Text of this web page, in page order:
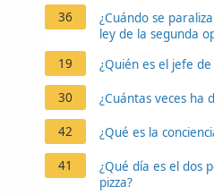
36
¿Cuándo se
ley de la segunda
19
¿Quién es el jefe
30 ¿Cuántas veces ha
42 ¿Qué es la
41
¿Qué día es el dos
pizza?